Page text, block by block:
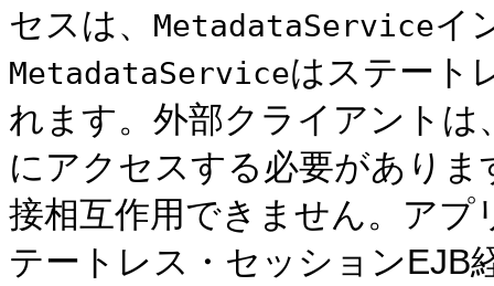
セスは、 MetadataServiceイ
MetadataServiceはステート
れます。外部クライアント
にアクセスする必要があり
接相互作用できません。ア
テートレス・セッションEJB